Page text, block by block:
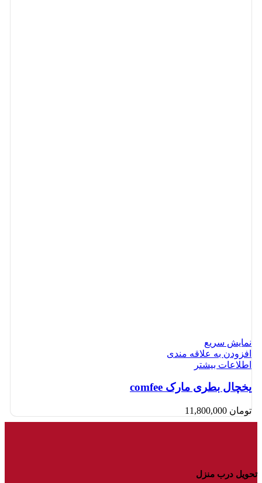
نمایش سریع
افزودن به علاقه مندی
اطلاعات بیشتر
یخچال بطری مارک comfee
تومان
تحویل درب منزل